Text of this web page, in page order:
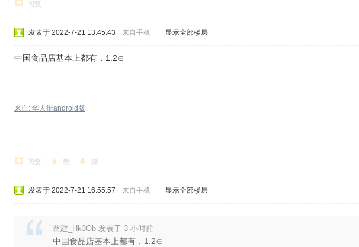
回复
发表于 2022-7-21 13:45:43 来自手机 显示全部楼层
中国食品店基本上都有，1.2∈
来自: 华人街android版
回复 赞 踩
发表于 2022-7-21 16:55:57 来自手机 显示全部楼层
翁建_Hk3Ob 发表于 3 小时前
中国食品店基本上都有，1.2∈